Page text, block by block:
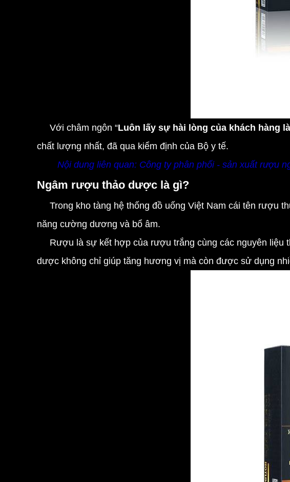
Với châm ngôn “Luôn lấy sự hài lòng của khách hàng
chất lượng nhất, đã qua kiểm định của Bộ y tế.
Nội dung liên quan: Công ty phân phối - sản xuất rượu
Ngâm rượu thảo dược là gì?
Trong kho tàng hệ thống đồ uống Việt Nam cái tên rượu
năng cường dương và bổ âm.
Rượu là sự kết hợp của rượu trắng cùng các nguyên liệu
dược không chỉ giúp tăng hương vị mà còn được sử dụng